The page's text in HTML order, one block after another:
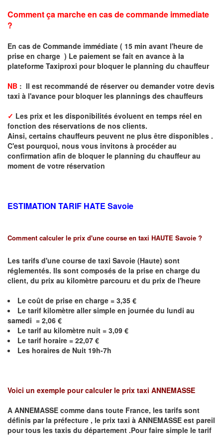
Comment ça marche en cas de commande immediate
?
En cas de Commande immédiate ( 15 min avant l'heure de
prise en charge ) Le paiement se fait en avance à la
plateforme Taxiproxi pour bloquer le planning du chauffeur
NB : Il est recommandé de réserverou demandervotre devis
taxi à l'avance pour bloquer les plannings des chauffeurs
✓ Les prix et les disponibilités évoluent en temps réel en
fonction des réservations de nos clients.
Ainsi, certains chauffeurs peuvent ne plus être disponibles .
C'est pourquoi, nous vous invitons à procéder au
confirmation afin de bloquer le planning du chauffeur au
moment de votre réservation
ESTIMATION TARIF HATE Savoie
Comment calculer le prix d'une course en taxi HAUTE Savoie ?
Les tarifs d'une course de taxi Savoie (Haute) sont
réglementés. Ils sont composés de la prise en charge du
client, du prix au kilomètre parcouru et du prix de l'heure
Le coût de prise en charge = 3,35 €
Le tarif kilomètre aller simple en journée du lundi au
samedi = 2,06 €
Le tarif au kilomètre nuit = 3,09 €
Le tarif horaire = 22,07 €
Les horaires de Nuit 19h-7h
Voici un exemple pour calculer le prix taxi ANNEMASSE
A ANNEMASSE comme dans toute France, les tarifs sont
définis par la préfecture , le prix taxi à ANNEMASSE est pareil
pour tous les taxis du département .Pour faire simple le tarif